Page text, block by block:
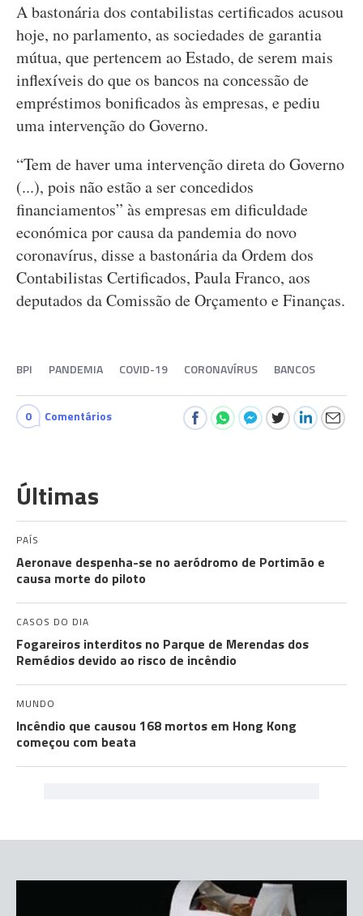
A bastonária dos contabilistas certificados acusou
hoje, no parlamento, as sociedades de garantia
mútua, que pertencem ao Estado, de serem mais
inflexíveis do que os bancos na concessão de
empréstimos bonificados às empresas, e pediu
uma intervenção do Governo.
“Tem de haver uma intervenção direta do Governo
(...), pois não estão a ser concedidos
financiamentos” às empresas em dificuldade
económica por causa da pandemia do novo
coronavírus, disse a bastonária da Ordem dos
Contabilistas Certificados, Paula Franco, aos
deputados da Comissão de Orçamento e Finanças.
BPI PANDEMIA COVID-19 CORONAVÍRUS BANCOS
0 Comentários
Últimas
PAÍS
Aeronave despenha-se no aeródromo de Portimão e
causa morte do piloto
CASOS DO DIA
Fogareiros interditos no Parque de Merendas dos
Remédios devido ao risco de incêndio
MUNDO
Incêndio que causou 168 mortos em Hong Kong
começou com beata